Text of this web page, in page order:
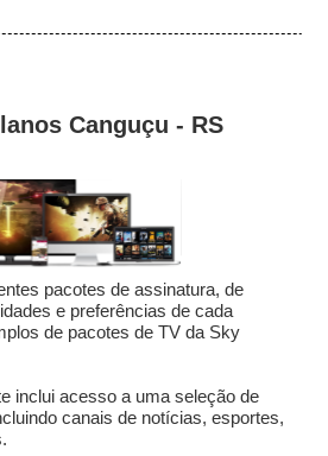
Canguçu - RS
pacotes de assinatura, de
e preferências de cada
de pacotes de TV da Sky
inclui acesso a uma seleção de
canais de notícias, esportes,